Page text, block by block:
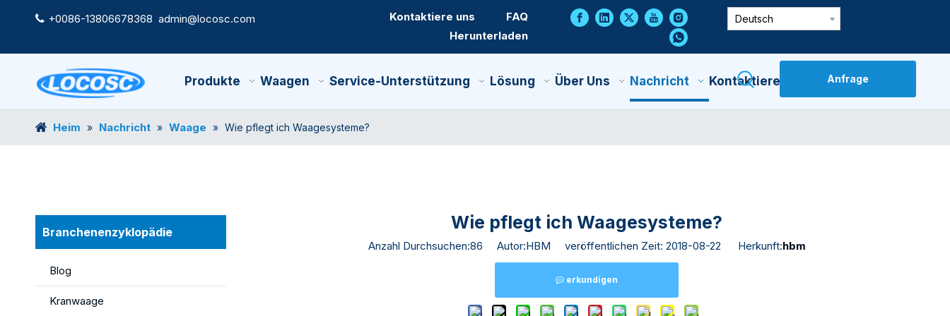
 +0086-13806678368 admin@locosc.com Kontaktiere uns
FAQ
Herunterladen
Deutsch
Produkte Waagen Service-Unterstützung Lösung Über Uns Nachricht Kontaktiere Uns Anfrage
Heim » Nachricht » Waage » Wie pflegt ich Waagesysteme?
Branchenenzyklopädie
Blog
Kranwaage
Wie pflegt ich Waagesysteme?
Anzahl Durchsuchen:86 Autor:HBM veröffentlichen Zeit: 2018-08-22 Herkunft:hbm
erkundigen